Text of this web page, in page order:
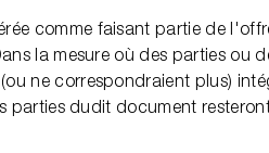
comme faisant partie de
la mesure où des parties ou
ne correspondraient plus)
parties dudit document